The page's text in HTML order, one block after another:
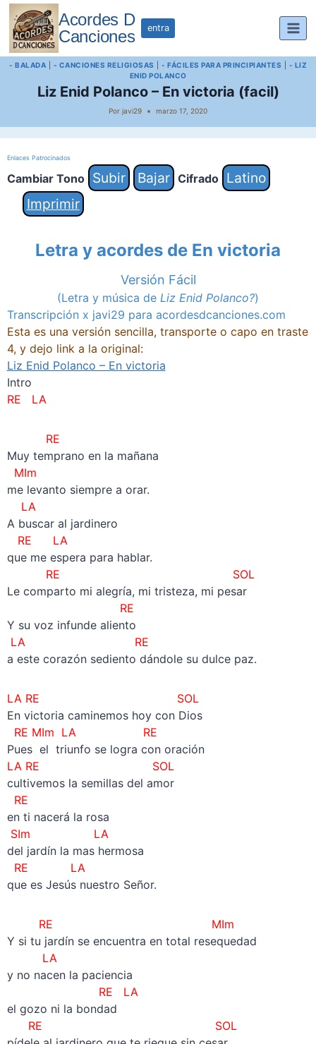
Saltar
contenido
Acordes D
Canciones
entra
- BALADA - CANCIONES RELIGIOSAS - FÁCILES PARA PRINCIPIANTES
- LIZ
ENID POLANCO
Liz Enid Polanco – En victoria (facil)
Por javi29 marzo 17, 2020
Enlaces Patrocinados
Cambiar Tono Subir Bajar Cifrado
Latino
Imprimir
Letra y acordes de En victoria
Versión Fácil
(Letra y música de Liz Enid Polanco?)
Transcripción x javi29 para acordesdcanciones.com
Esta es una versión sencilla, transporte o capo en traste
4, y dejo link a la original:
Liz Enid Polanco – En victoria
Intro
RE LA
RE
Muy temprano en la mañana
MIm
me levanto siempre a orar.
LA
A buscar al jardinero
RE LA
que me espera para hablar.
RE
SOL
Le comparto mi alegría, mi tristeza, mi pesar
RE
Y su voz infunde aliento
LA
RE
a este corazón sediento dándole su dulce paz.
LA RE SOL
En victoria caminemos hoy con Dios
RE MIm LA
RE
Pues el triunfo se logra con oración
LA RE SOL
cultivemos la semillas del amor
RE
en ti nacerá la rosa
SIm LA
del jardín la mas hermosa
RE LA
que es Jesús nuestro Señor.
RE
MIm
Y si tu jardín se encuentra en total resequedad
LA
y no nacen la paciencia
RE LA
el gozo ni la bondad
RE
SOL